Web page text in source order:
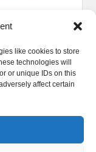
like cookies to store
technologies will
or unique IDs on this
affect certain